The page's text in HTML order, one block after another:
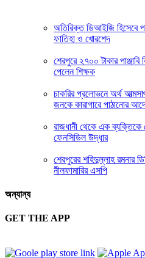
অতিরিক্ত ডিআইজি হিসেবে
ফাতিহা ও খোরশেদ
শেরপুরে ২৭০০ টাকার
পেলেন শিক্ষক
চাকরির প্রলোভনে অর্থ
জনকে কারাগারে পাঠানোর
রাজধানী থেকে এক ব্যক্তিকে
ফেনসিডিল উদ্ধার
শেরপুরের শহিদুল্লাহ রমনার
নীলফামারির এসপি
অন্যান্য
GET THE APP